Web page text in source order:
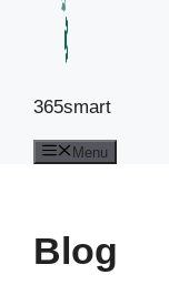
365smart
Menu
Blog